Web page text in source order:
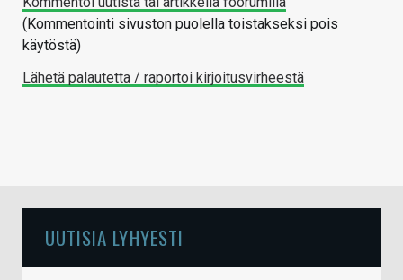
(Kommentointi sivuston puolella toistakseksi pois
käytöstä)
Lähetä palautetta / raportoi kirjoitusvirheestä
UUTISIA LYHYESTI